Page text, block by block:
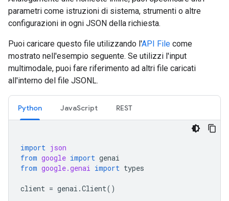
parametri come istruzioni di sistema, strumenti o altre
configurazioni in ogni JSON della richiesta.
Puoi caricare questo file utilizzando l'API File come
mostrato nell'esempio seguente. Se utilizzi l'input
multimodale, puoi fare riferimento ad altri file caricati
all'interno del file JSONL.
Python JavaScript REST
import json
from google import genai
from google.genai import types
client = genai .Client()